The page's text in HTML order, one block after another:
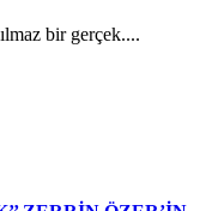
bir gerçek....